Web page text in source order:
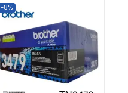
-8%